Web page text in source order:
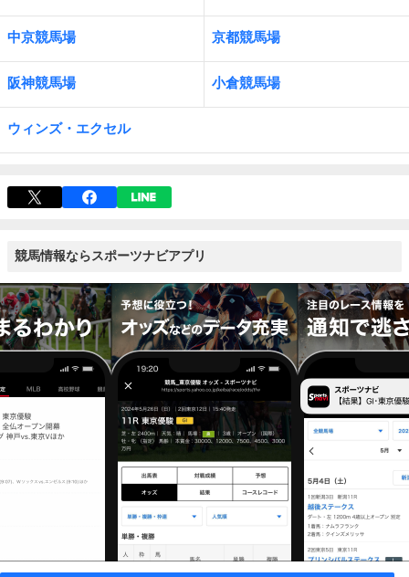
中京競馬場 京都競馬場
阪神競馬場 小倉競馬場
ウィンズ・エクセル
競馬情報ならスポーツナビアプリ